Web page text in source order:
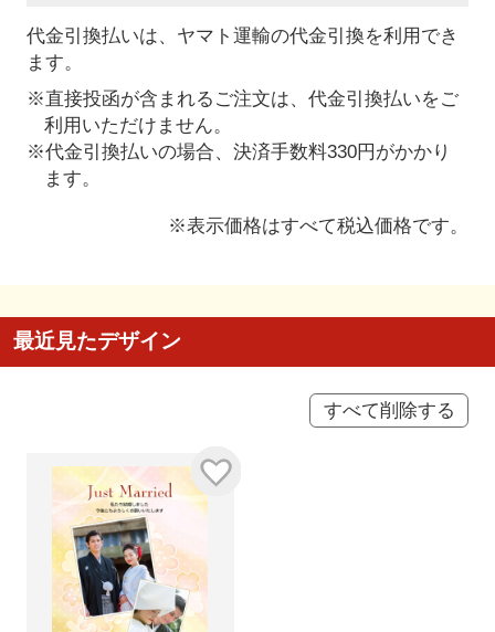
代金引換払いは、ヤマト運輸の代金引換を利用でき
ます。
※直接投函が含まれるご注文は、代金引換払いをご
利用いただけません。
※代金引換払いの場合、決済手数料330円がかかり
ます。
※表示価格はすべて税込価格です。
最近見たデザイン
すべて削除する